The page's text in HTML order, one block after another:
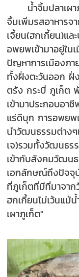
น้ำจิ้มปลาเผาภู
จิ้มเพิ่มรสอาหารจ
เจี้ยน(ฮกเกี้ยน)แล
อพยพเข้ามาอยู่ใน
ปัญหาการเมืองภา
ทั้งฝั่งตะวันออก ฝั่
ตรัง กระบี่ ภูเก็ต
เข้ามาประกอบอา
แร่ดีบุก การอพยพ
นำวัฒนธรรมต่าง
เจ)รวมทั้งวัฒนธร
เข้ากับสังคมวัฒน
เอกลักษณ์ถึงปัจจุ
ที่ภูเก็ตที่มีที่มาจา
ฮกเกี้ยนไม่เว้นแม้
เผาภูเก็ต"